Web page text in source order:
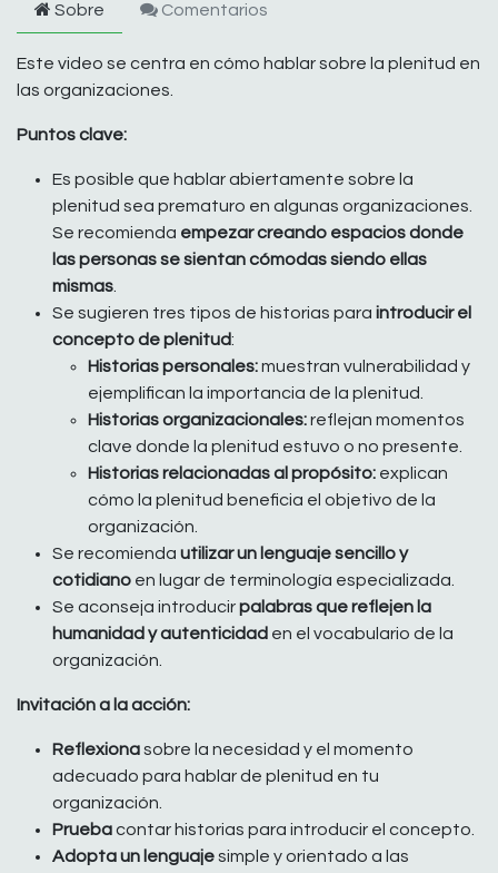
Sobre Comentarios
Este video se centra en cómo hablar sobre la plenitud en
las organizaciones.
Puntos clave:
Es posible que hablar abiertamente sobre la
plenitud sea prematuro en algunas organizaciones.
Se recomienda empezar creando espacios donde
las personas se sientan cómodas siendo ellas
mismas.
Se sugieren tres tipos de historias para introducir el
concepto de plenitud:
Historias personales:muestran vulnerabilidad y
ejemplifican la importancia de la plenitud.
Historias organizacionales:reflejan momentos
clave donde la plenitud estuvo o no presente.
Historias relacionadas al propósito: explican
cómo la plenitud beneficia el objetivo de la
organización.
Se recomienda utilizar un lenguaje sencillo y
cotidiano en lugar de terminología especializada.
Se aconseja introducirpalabras que reflejen la
humanidad y autenticidad en el vocabulario de la
organización.
Invitación a la acción:
Reflexionasobre la necesidad y el momento
adecuado para hablar de plenitud en tu
organización.
Pruebacontar historias para introducir el concepto.
Adopta un lenguajesimple y orientado a las